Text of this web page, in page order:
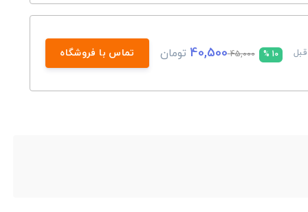
10 %
45,000
40,500 تومان تماس با فروشگاه